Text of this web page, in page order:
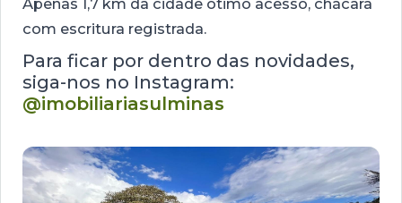
Apenas 1,7 km da cidade ótimo acesso, chácara
com escritura registrada.
Para ficar por dentro das novidades,
siga-nos no Instagram:
@imobiliariasulminas